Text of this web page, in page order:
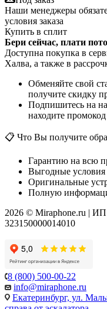
Наши менеджеры
условия заказа
Купить в сплит
Бери сейчас, плати
Доступна покупка в
Халва, а также в
Обменяйте свой
получите скидку
Подпишитесь на
находите
📋 Что Вы получите
Гарантию на всю
Выгодные условия
Оригинальные
Полную
2026 © Miraphone.ru |
323150000014010
8 (800) 500-00-22
info@miraphone.ru
Екатеринбург, ул.